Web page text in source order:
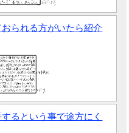
られる方がいたら紹介
るという事で途方にく